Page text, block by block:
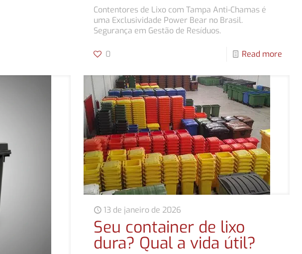
Contentores de Lixo com Tampa Anti-Chamas é
uma Exclusividade Power Bear no Brasil.
Segurança em Gestão de Resíduos.
0 Read more
13 de janeiro de 2026
Seu container de lixo
dura? Qual a vida útil?